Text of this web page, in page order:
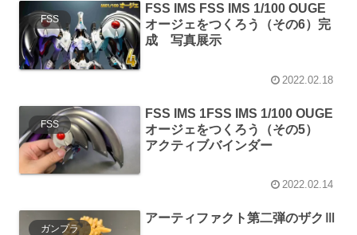
FSS
FSS IMS FSS IMS 1/100 OUGE
オージェをつくろう（その6）完
成 写真展示
2022.02.18
FSS
FSS IMS 1FSS IMS 1/100 OUGE
オージェをつくろう（その5）
アクティブバインダー
2022.02.14
ガンプラ
アーティファクト第二弾のザクⅢ